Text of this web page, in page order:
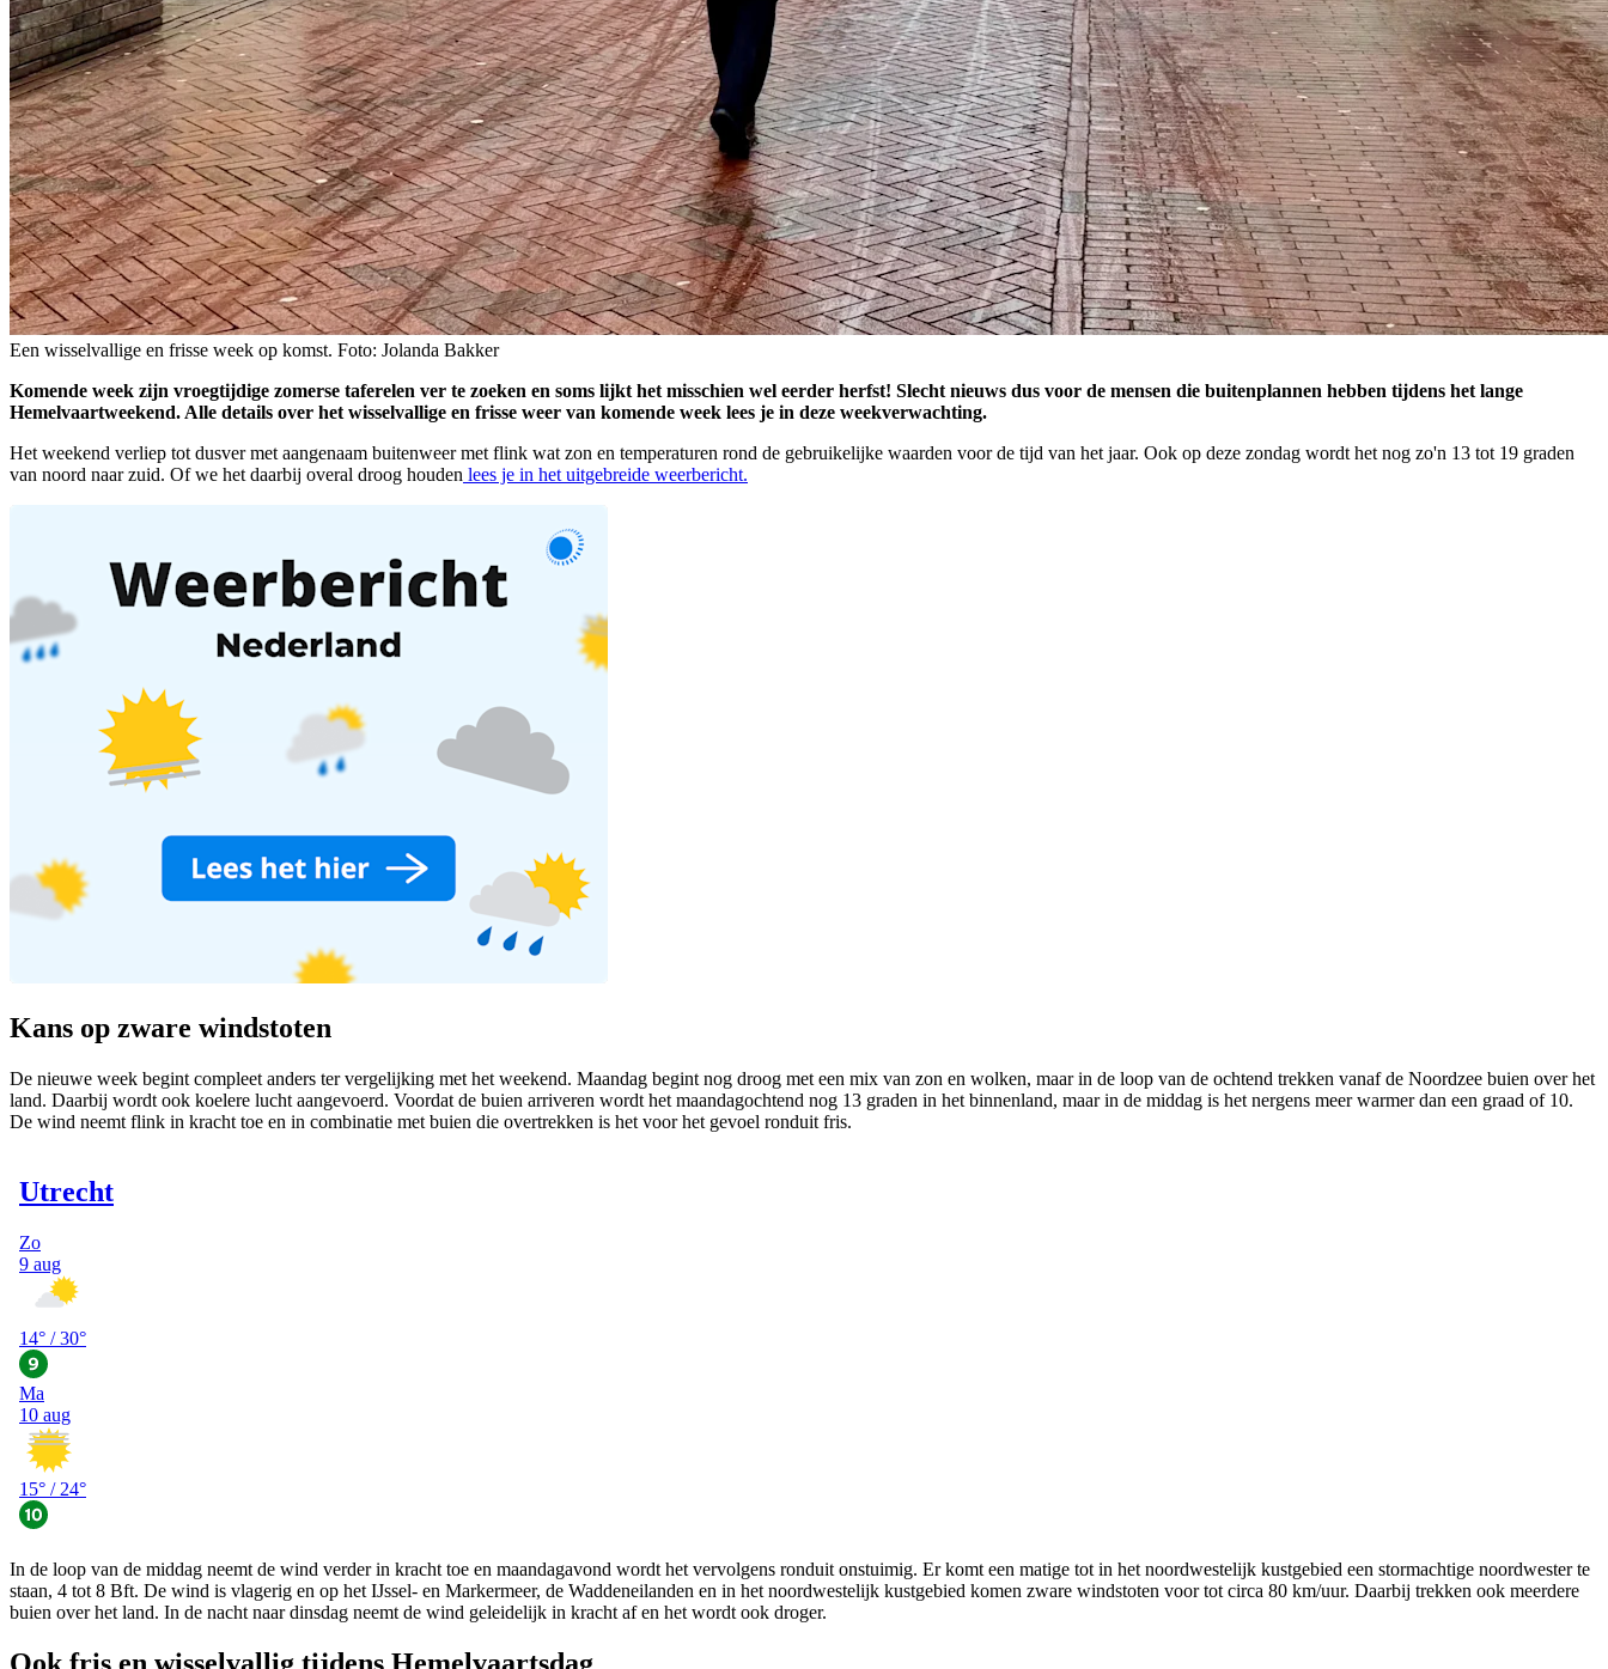
Een wisselvallige en frisse week op komst. Foto: Jolanda Bakker
Komende week zijn vroegtijdige zomerse taferelen ver te zoeken en soms lijkt het misschien wel eerder herfst! Slecht nieuws dus voor de mensen die buitenplannen hebben tijdens het lange
Hemelvaartweekend. Alle details over het wisselvallige en frisse weer van komende week lees je in deze weekverwachting.
Het weekend verliep tot dusver met aangenaam buitenweer met flink wat zon en temperaturen rond de gebruikelijke waarden voor de tijd van het jaar. Ook op deze zondag wordt het nog zo'n 13 tot 19 graden
van noord naar zuid. Of we het daarbij overal droog houden lees je in het uitgebreide weerbericht.
Kans op zware windstoten
De nieuwe week begint compleet anders ter vergelijking met het weekend. Maandag begint nog droog met een mix van zon en wolken, maar in de loop van de ochtend trekken vanaf de Noordzee buien over het
land. Daarbij wordt ook koelere lucht aangevoerd. Voordat de buien arriveren wordt het maandagochtend nog 13 graden in het binnenland, maar in de middag is het nergens meer warmer dan een graad of 10.
De wind neemt flink in kracht toe en in combinatie met buien die overtrekken is het voor het gevoel ronduit fris.
In de loop van de middag neemt de wind verder in kracht toe en maandagavond wordt het vervolgens ronduit onstuimig. Er komt een matige tot in het noordwestelijk kustgebied een stormachtige noordwester te
staan, 4 tot 8 Bft. De wind is vlagerig en op het IJssel- en Markermeer, de Waddeneilanden en in het noordwestelijk kustgebied komen zware windstoten voor tot circa 80 km/uur. Daarbij trekken ook meerdere
buien over het land. In de nacht naar dinsdag neemt de wind geleidelijk in kracht af en het wordt ook droger.
Ook fris en wisselvallig tijdens Hemelvaartsdag